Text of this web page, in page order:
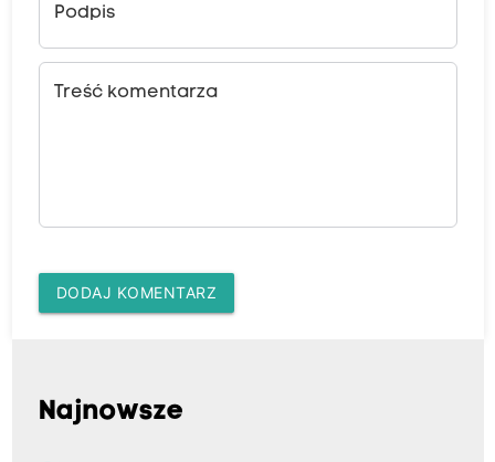
Podpis
Treść komentarza
DODAJ KOMENTARZ
Najnowsze